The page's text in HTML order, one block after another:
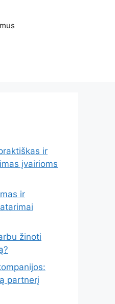
ir
įvairioms
ir
žinoti
partnerį